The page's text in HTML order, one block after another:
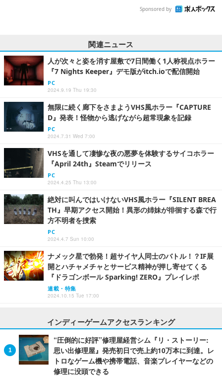
Sponsored by
関連ニュース
人が次々と姿を消す屋敷で7日間働く1人称視点ホラー
『7 Nights Keeper』デモ版がitch.ioで配信開始
PC
2024.9.19 Thu 19:30
無限に続く廊下をさまようVHS風ホラー『CAPTURE
D』発表！怪物から逃げながら超常現象を記録
PC
2024.7.31 Wed 7:00
VHSを通して凄惨な夜の悪夢を体験するサイコホラー
『April 24th』Steamでリリース
PC
2024.4.25 Thu 13:00
絶対に叫んではいけないVHS風ホラー『SILENT BREA
TH』早期アクセス開始！異形の姉妹が徘徊する森で行
方不明者を捜索
PC
2024.4.7 Sun 10:00
ナメック星で勃発！超サイヤ人同士のバトル！？IF展
開とハチャメチャとサービス精神が押し寄せてくる
『ドラゴンボール Sparking! ZERO』プレイレポ
連載・特集
2024.10.15 Tue 17:00
インディーゲームアクセスランキング
“圧倒的に好評”修理屋経営シム『リ・ストーリー:
思い出修理屋』発売初日で売上約10万本に到達。レ
トロなゲーム機や携帯電話、音楽プレイヤーなどの
修理に没頭できる